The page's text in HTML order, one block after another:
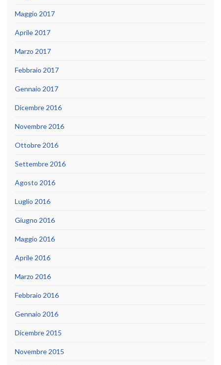
Maggio 2017
Aprile 2017
Marzo 2017
Febbraio 2017
Gennaio 2017
Dicembre 2016
Novembre 2016
Ottobre 2016
Settembre 2016
Agosto 2016
Luglio 2016
Giugno 2016
Maggio 2016
Aprile 2016
Marzo 2016
Febbraio 2016
Gennaio 2016
Dicembre 2015
Novembre 2015